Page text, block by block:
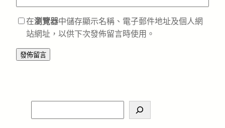
在瀏覽器中儲存顯示名稱、電子郵件地址及個人網
站網址，以供下次發佈留言時使用。
e